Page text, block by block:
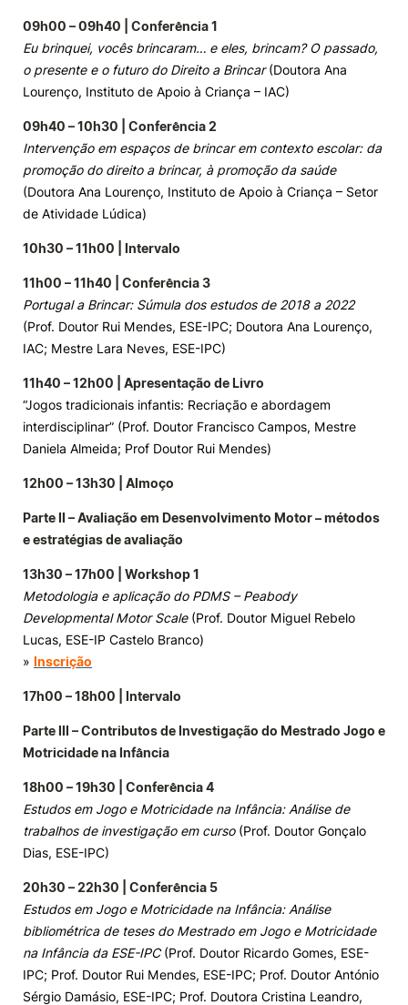
09h00 – 09h40 | Conferência 1
Eu brinquei, vocês brincaram… e eles, brincam? O passado,
o presente e o futuro do Direito a Brincar(Doutora Ana
Lourenço, Instituto de Apoio à Criança – IAC)
09h40 – 10h30 | Conferência 2
Intervenção em espaços de brincar em contexto escolar: da
promoção do direito a brincar, à promoção da saúde
(Doutora Ana Lourenço, Instituto de Apoio à Criança – Setor
de Atividade Lúdica)
10h30 – 11h00 | Intervalo
11h00 – 11h40 | Conferência 3
Portugal a Brincar: Súmula dos estudos de 2018 a 2022
(Prof. Doutor Rui Mendes, ESE-IPC; Doutora Ana Lourenço,
IAC; Mestre Lara Neves, ESE-IPC)
11h40 – 12h00 | Apresentação de Livro
“Jogos tradicionais infantis: Recriação e abordagem
interdisciplinar” (Prof. Doutor Francisco Campos, Mestre
Daniela Almeida; Prof Doutor Rui Mendes)
12h00 – 13h30 | Almoço
Parte II – Avaliação em Desenvolvimento Motor – métodos
e estratégias de avaliação
13h30 – 17h00 | Workshop 1
Metodologia e aplicação do PDMS – Peabody
Developmental Motor Scale(Prof. Doutor Miguel Rebelo
Lucas, ESE-IP Castelo Branco)
» Inscrição
17h00 – 18h00 | Intervalo
Parte III – Contributos de Investigação do Mestrado Jogo e
Motricidade na Infância
18h00 – 19h30 | Conferência 4
Estudos em Jogo e Motricidade na Infância: Análise de
trabalhos de investigação em curso(Prof. Doutor Gonçalo
Dias, ESE-IPC)
20h30 – 22h30 | Conferência 5
Estudos em Jogo e Motricidade na Infância: Análise
bibliométrica de teses do Mestrado em Jogo e Motricidade
na Infância da ESE-IPC(Prof. Doutor Ricardo Gomes, ESE-
IPC; Prof. Doutor Rui Mendes, ESE-IPC; Prof. Doutor António
Sérgio Damásio, ESE-IPC; Prof. Doutora Cristina Leandro,